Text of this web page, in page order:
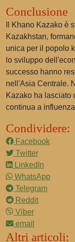
Conclusione
Il Khano Kazako è
Kazakhstan,
unica per il popolo
lo sviluppo
successo hanno
nell'Asia Centrale.
Kazako ha lasciato
continua a
Condividere:
Facebook
Twitter
LinkedIn
WhatsApp
Telegram
Reddit
Viber
email
Altri articoli: